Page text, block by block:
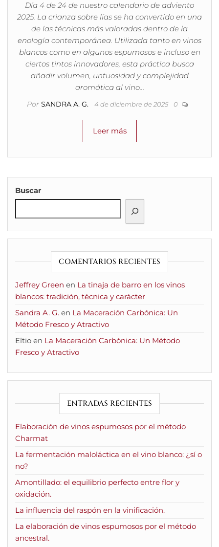
Día 4 de 24 de nuestro calendario de adviento
2025. La crianza sobre lías se ha convertido en una
de las técnicas más valoradas dentro de la
enología contemporánea. Utilizada tanto en vinos
blancos como en algunos espumosos e incluso en
ciertos tintos innovadores, esta práctica busca
añadir volumen, untuosidad y complejidad
aromática al vino…
Por SANDRA A. G. 4 de diciembre de 2025 0
Leer más
Buscar
COMENTARIOS RECIENTES
Jeffrey Green en La tinaja de barro en los vinos
blancos: tradición, técnica y carácter
Sandra A. G. en La Maceración Carbónica: Un
Método Fresco y Atractivo
Eltio en La Maceración Carbónica: Un Método
Fresco y Atractivo
ENTRADAS RECIENTES
Elaboración de vinos espumosos por el método
Charmat
La fermentación maloláctica en el vino blanco: ¿sí o
no?
Amontillado: el equilibrio perfecto entre flor y
oxidación.
La influencia del raspón en la vinificación.
La elaboración de vinos espumosos por el método
ancestral.